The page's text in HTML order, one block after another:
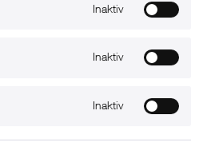
Inaktiv
Inaktiv
Inaktiv